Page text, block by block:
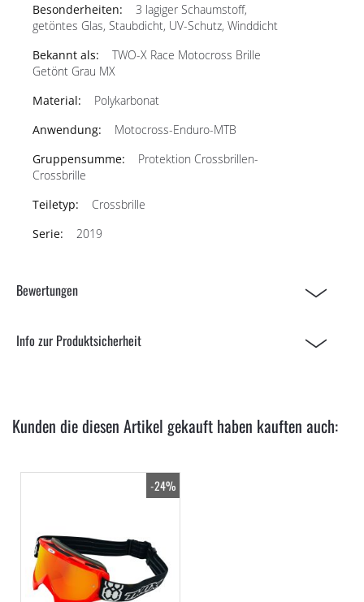
3 lagiger Schaumstoff,
getöntes Glas, Staubdicht, UV-Schutz, Winddicht
TWO-X Race Motocross Brille
Getönt Grau MX
Polykarbonat
Motocross-Enduro-MTB
Protektion Crossbrillen-
Crossbrille
Crossbrille
2019
Bewertungen
Info zur Produktsicherheit
Kunden die diesen Artikel gekauft haben kauften auch:
-24%